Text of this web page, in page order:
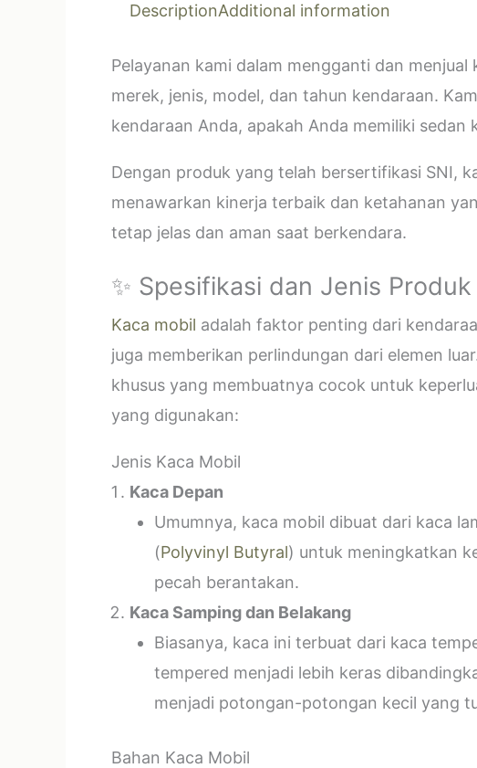
DescriptionAdditional information
Pelayanan kami dalam mengganti dan menjual
merek, jenis, model, dan tahun kendaraan.
kendaraan Anda, apakah Anda memiliki sedan
Dengan produk yang telah bersertifikasi SNI,
menawarkan kinerja terbaik dan ketahanan
tetap jelas dan aman saat berkendara.
✨ Spesifikasi dan Jenis Produk
Kaca mobil adalah faktor penting dari
juga memberikan perlindungan dari elemen
khusus yang membuatnya cocok untuk
yang digunakan:
Jenis Kaca Mobil
Kaca Depan
Umumnya, kaca mobil dibuat dari kaca
(Polyvinyl Butyral) untuk meningkatkan
pecah berantakan.
Kaca Samping dan Belakang
Biasanya, kaca ini terbuat dari kaca
tempered menjadi lebih keras
menjadi potongan-potongan kecil yang
Bahan Kaca Mobil